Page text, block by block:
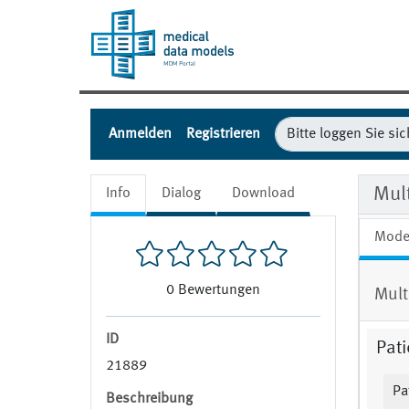
Anmelden Registrieren
Info Dialog Download
0 Bewertungen
ID
21889
Beschreibung